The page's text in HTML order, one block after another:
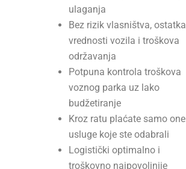
ulaganja
Bez rizik vlasništva, ostatka
vrednosti vozila i troškova
održavanja
Potpuna kontrola troškova
voznog parka uz lako
budžetiranje
Kroz ratu plaćate samo one
usluge koje ste odabrali
Logistički optimalno i
troškovno najpovoljnije